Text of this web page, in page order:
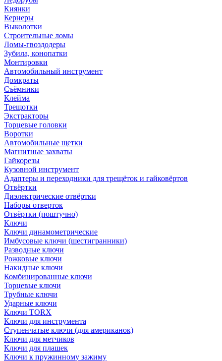
Киянки
Кернеры
Выколотки
Строительные ломы
Ломы-гвоздодеры
Зубила, конопатки
Монтировки
Автомобильный инструмент
Домкраты
Съёмники
Клейма
Трещотки
Экстракторы
Торцевые головки
Воротки
Автомобильные щетки
Магнитные захваты
Гайкорезы
Кузовной инструмент
Адаптеры и переходники для трещёток и гайковёртов
Отвёртки
Диэлектрические отвёртки
Наборы отверток
Отвёртки (поштучно)
Ключи
Ключи динамометрические
Имбусовые ключи (шестигранники)
Разводные ключи
Рожковые ключи
Накидные ключи
Комбинированные ключи
Торцевые ключи
Трубные ключи
Ударные ключи
Ключи TORX
Ключи для инструмента
Ступенчатые ключи (для американок)
Ключи для метчиков
Ключи для плашек
Ключи к пружинному зажиму